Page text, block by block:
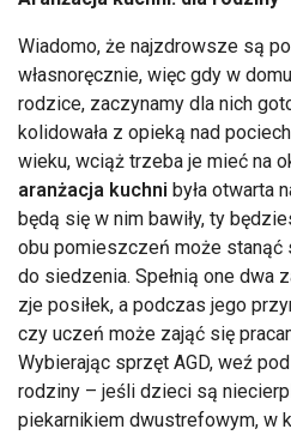
Wiadomo, że najzdrowsze są
własnoręcznie, więc gdy w
rodzice, zaczynamy dla nich
kolidowała z opieką nad
wieku, wciąż trzeba je mieć na
aranżacja kuchni była otwarta
będą się w nim bawiły, ty
obu pomieszczeń może stanąć
do siedzenia. Spełnią one dwa
zje posiłek, a podczas jego
czy uczeń może zająć się
Wybierając sprzęt AGD, weź
rodziny – jeśli dzieci są
piekarnikiem dwustrefowym, w